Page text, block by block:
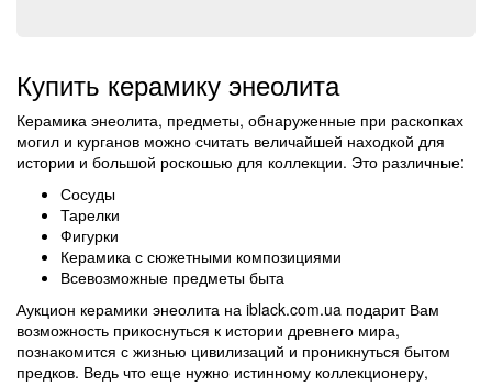
Купить керамику энеолита
Керамика энеолита, предметы, обнаруженные при раскопках
могил и курганов можно считать величайшей находкой для
истории и большой роскошью для коллекции. Это различные:
Сосуды
Тарелки
Фигурки
Керамика с сюжетными композициями
Всевозможные предметы быта
Аукцион керамики энеолита на iblack.com.ua подарит Вам
возможность прикоснуться к истории древнего мира,
познакомится с жизнью цивилизаций и проникнуться бытом
предков. Ведь что еще нужно истинному коллекционеру,